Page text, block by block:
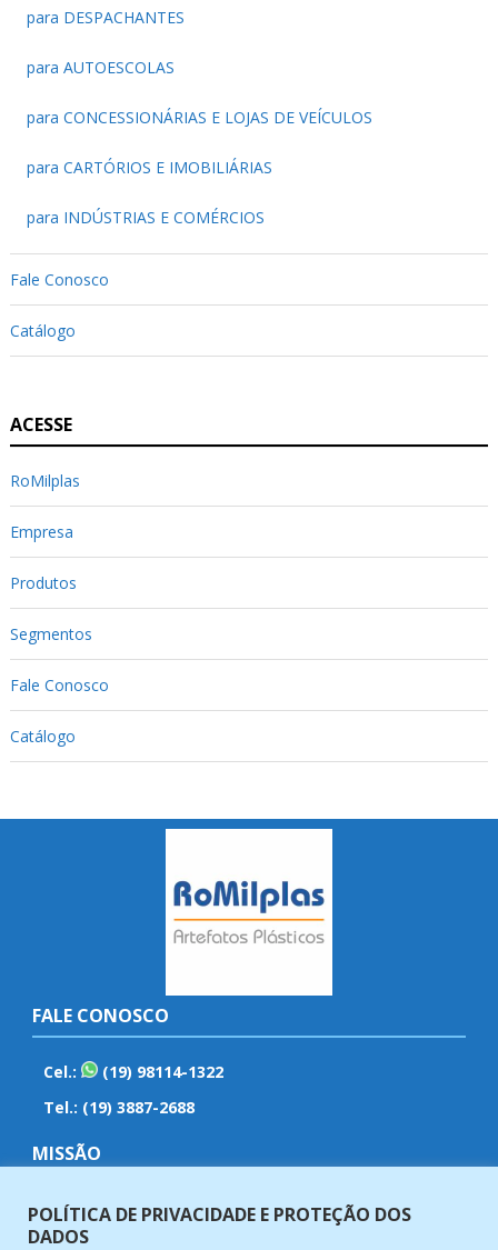
para DESPACHANTES
para AUTOESCOLAS
para CONCESSIONÁRIAS E LOJAS DE VEÍCULOS
para CARTÓRIOS E IMOBILIÁRIAS
para INDÚSTRIAS E COMÉRCIOS
Fale Conosco
Catálogo
ACESSE
RoMilplas
Empresa
Produtos
Segmentos
Fale Conosco
Catálogo
FALE CONOSCO
Cel.:
(19) 98114-1322
Tel.: (19) 3887-2688
MISSÃO
Fabricar e vender artefatos plásticos com qualidade,
eficiência, ética e responsabilidade em nossos produtos e
POLÍTICA DE PRIVACIDADE E PROTEÇÃO DOS
DADOS